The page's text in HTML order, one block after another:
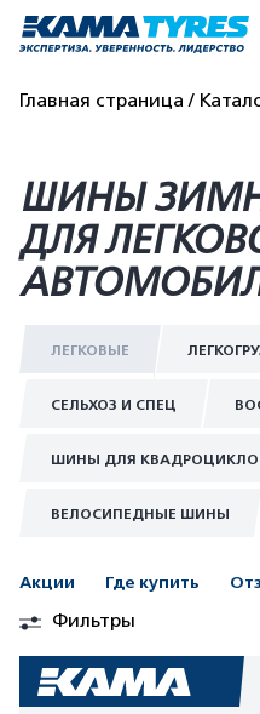
Главная страница
ШИНЫ
ДЛЯ
ЛЕГКОВЫЕ
СЕЛЬХОЗ И СПЕЦ
ШИНЫ ДЛЯ
ВЕЛОСИПЕДНЫЕ ШИНЫ
Акции Где купить
Фильтры